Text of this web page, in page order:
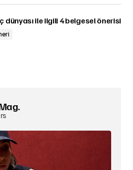
dünyası ile ilgili 4 belgesel önerisi